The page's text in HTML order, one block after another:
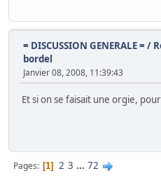
= DISCUSSION GENERALE = /
bordel
Janvier 08, 2008, 11:39:43
Et si on se faisait une orgie,
Pages 1 2 3 ... 72